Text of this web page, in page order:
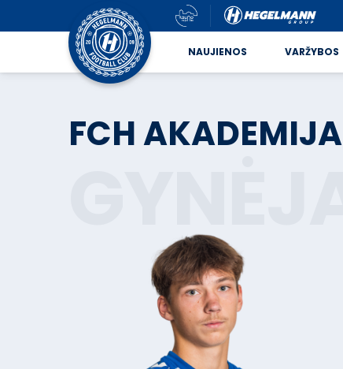
NAUJIENOS VARŽYBOS
FCH AKADEMIJA